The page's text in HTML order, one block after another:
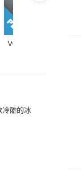
VOGUE 2026 3月號
冷酷的冰